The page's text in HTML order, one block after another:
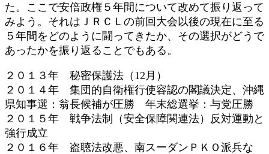
た。ここで安倍政権５年間について改めて振り返って
みよう。それはＪＲＣＬの前回大会以後の現在に至る
５年間をどのように闘ってきたか、その選択がどうで
あったかを振り返ることでもある。
２０１３年 秘密保護法（12月）
２０１４年 集団的自衛権行使容認の閣議決定、沖縄
県知事選：翁長候補が圧勝 年末総選挙：与党圧勝
２０１５年 戦争法制（安全保障関連法）反対運動と
強行成立
２０１６年 盗聴法改悪、南スーダンＰＫＯ派兵な